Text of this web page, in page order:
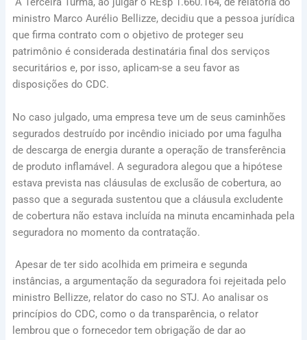
ministro Marco Aurélio Bellizze, decidiu que a pessoa jurídica
que firma contrato com o objetivo de proteger seu
patrimônio é considerada destinatária final dos serviços
securitários e, por isso, aplicam-se a seu favor as
disposições do CDC.
No caso julgado, uma empresa teve um de seus caminhões
segurados destruído por incêndio iniciado por uma fagulha
de descarga de energia durante a operação de transferência
de produto inflamável. A seguradora alegou que a hipótese
estava prevista nas cláusulas de exclusão de cobertura, ao
passo que a segurada sustentou que a cláusula excludente
de cobertura não estava incluída na minuta encaminhada pela
seguradora no momento da contratação.
Apesar de ter sido acolhida em primeira e segunda
instâncias, a argumentação da seguradora foi rejeitada pelo
ministro Bellizze, relator do caso no STJ. Ao analisar os
princípios do CDC, como o da transparência, o relator
lembrou que o fornecedor tem obrigação de dar ao